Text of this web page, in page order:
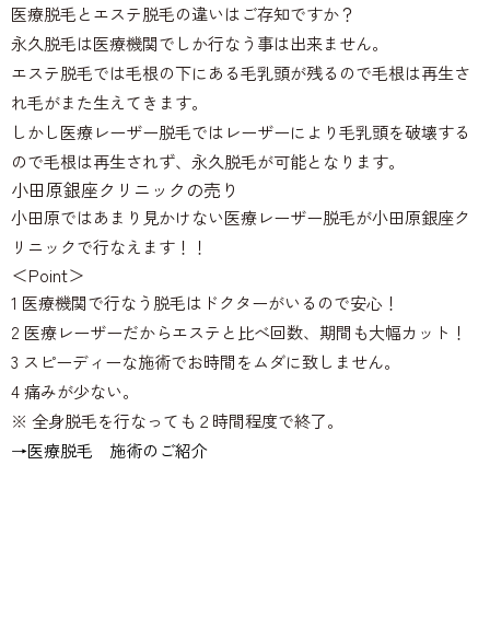
医療脱毛とエステ脱毛の違いはご存知ですか？
永久脱毛は医療機関でしか行なう事は出来ません。
エステ脱毛では毛根の下にある毛乳頭が残るので毛根は再生さ
れ毛がまた生えてきます。
しかし医療レーザー脱毛ではレーザーにより毛乳頭を破壊する
ので毛根は再生されず、永久脱毛が可能となります。
小田原銀座クリニックの売り
小田原ではあまり見かけない医療レーザー脱毛が小田原銀座ク
リニックで行なえます！！
＜Point＞
1 医療機関で行なう脱毛はドクターがいるので安心！
2 医療レーザーだからエステと比べ回数、期間も大幅カット！
3 スピーディーな施術でお時間をムダに致しません。
4 痛みが少ない。
※ 全身脱毛を行なっても２時間程度で終了。
→医療脱毛 施術のご紹介